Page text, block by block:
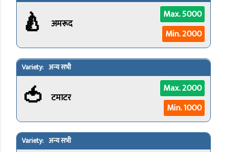
🍐 अमरूद
Max. 5000
Min. 2000
अन्य सभी
🍅 टमाटर
Max. 2000
Min. 1000
अन्य सभी